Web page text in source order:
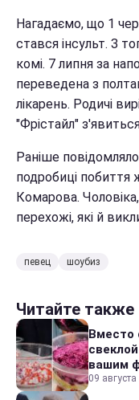
Нагадаємо, що 1
стався інсульт. З
комі. 7 липня за
переведена з
лікарень. Родичі
"Фрістайл"
Раніше
подробиці побиття
Комарова.
перехожі, які й
певец шоубиз
Читайте также
Вместо
вашим
09